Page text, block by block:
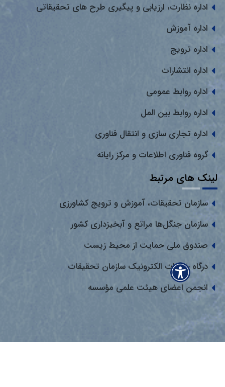
اداره نظارت، ارزیابی و پیگیری طرح های تحقیقاتی
اداره آموزش
اداره ترویج
اداره انتشارات
اداره روابط عمومی
اداره روابط بین المل
اداره تجاری سازی و انتقال فناوری
گروه فناوری اطلاعات و مرکز رایانه
لینک های مرتبط
سازمان تحقیقات، آموزش و ترویج کشاورزی
سازمان جنگل‌ها مراتع و آبخیزداری کشور
صندوق ملی حمایت از محیط زیست
درگاه خدمات الکترونیک سازمان تحقیقات
انجمن اعضای هیئت علمی مؤسسه